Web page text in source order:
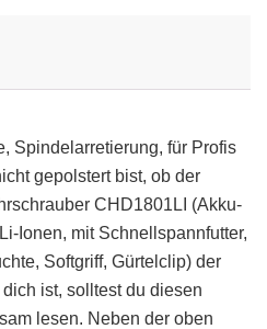
Spindelarretierung, für Profis
gepolstert bist, ob der
CHD1801LI (Akku-
Ionen, mit Schnellspannfutter,
Softgriff, Gürtelclip) der
ist, solltest du diesen
lesen. Neben der oben